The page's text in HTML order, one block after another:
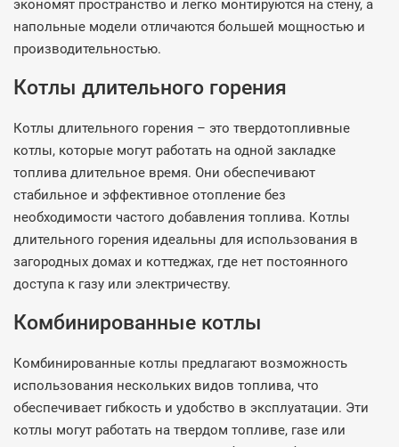
экономят пространство и легко монтируются на стену, а
напольные модели отличаются большей мощностью и
производительностью.
Котлы длительного горения
Котлы длительного горения – это твердотопливные
котлы, которые могут работать на одной закладке
топлива длительное время. Они обеспечивают
стабильное и эффективное отопление без
необходимости частого добавления топлива. Котлы
длительного горения идеальны для использования в
загородных домах и коттеджах, где нет постоянного
доступа к газу или электричеству.
Комбинированные котлы
Комбинированные котлы предлагают возможность
использования нескольких видов топлива, что
обеспечивает гибкость и удобство в эксплуатации. Эти
котлы могут работать на твердом топливе, газе или